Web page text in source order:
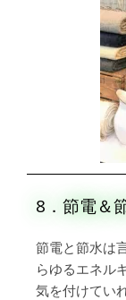
8．節電＆
節電と節水は
らゆるエネル
気を付けてい